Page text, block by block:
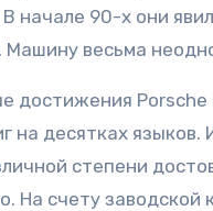
начале 90-х они
Машину весьма
достижения
на десятках
степени
На счету